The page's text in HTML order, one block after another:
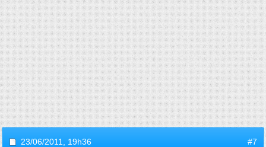
23/06/2011, 19h36 #7